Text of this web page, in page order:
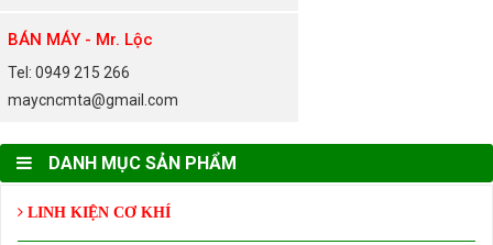
BÁN MÁY - Mr. Lộc
Tel: 0949 215 266
maycncmta@gmail.com
DANH MỤC SẢN PHẨM
LINH KIỆN CƠ KHÍ